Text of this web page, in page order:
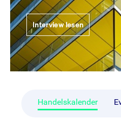
Interview lesen
Handelskalender